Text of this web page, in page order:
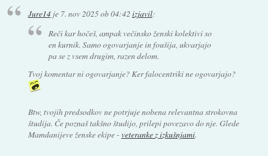
Jure14je 7. nov 2025 ob 04:42 izjavil:
Reči kar hočeš, ampak večinsko ženski kolektivi so
en kurnik. Samo ogovarjanje in foušija, ukvarjajo
pa se z vsem drugim, razen delom.
Tvoj komentar ni ogovarjanje? Ker falocentriki ne ogovarjajo?
Btw, tvojih predsodkov ne potrjuje nobena relevantna strokovna
študija. Če poznaš takšno študijo, prilepi povezavo do nje. Glede
Mamdanijeve ženske ekipe - veteranke z izkušnjami.